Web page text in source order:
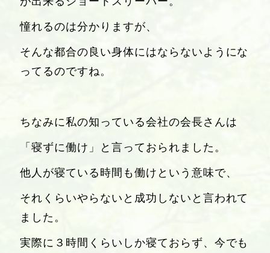
憧れるのは分かりますが、
そんな都合の良い身体にはならないようにな
ってるのですね。
ちなみに私の知っている会社の会長さんは
「寝ずに働け」と言っておられました。
他人が寝ている時間も働けという意味で、
それくらいやらないと成功しないと言われて
ました。
実際に３時間くらいしか寝ておらず、今でも